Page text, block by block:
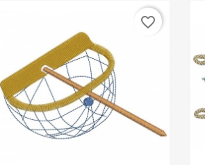
favorite_border